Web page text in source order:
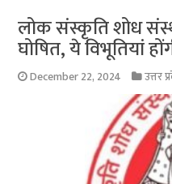
लोक संस्कृति शोध
घोषित, ये विभूतियां
December 22, 2024 उत्तर